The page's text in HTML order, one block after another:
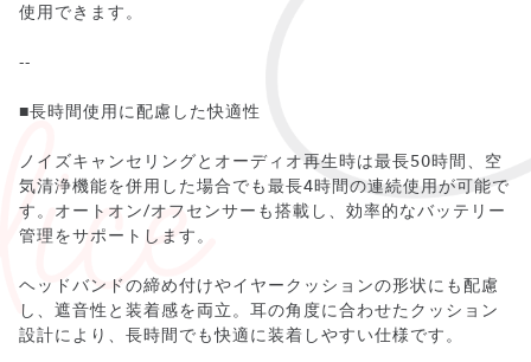
使用できます。
--
■長時間使用に配慮した快適性
ノイズキャンセリングとオーディオ再生時は最長50時間、空
気清浄機能を併用した場合でも最長4時間の連続使用が可能で
す。オートオン/オフセンサーも搭載し、効率的なバッテリー
管理をサポートします。
ヘッドバンドの締め付けやイヤークッションの形状にも配慮
し、遮音性と装着感を両立。耳の角度に合わせたクッション
設計により、長時間でも快適に装着しやすい仕様です。